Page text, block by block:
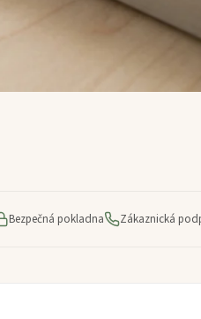
Bezpečná pokladna Zákaznická